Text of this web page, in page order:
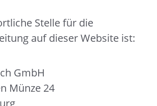
Stelle für die
auf dieser Website ist:
GmbH
Münze 24